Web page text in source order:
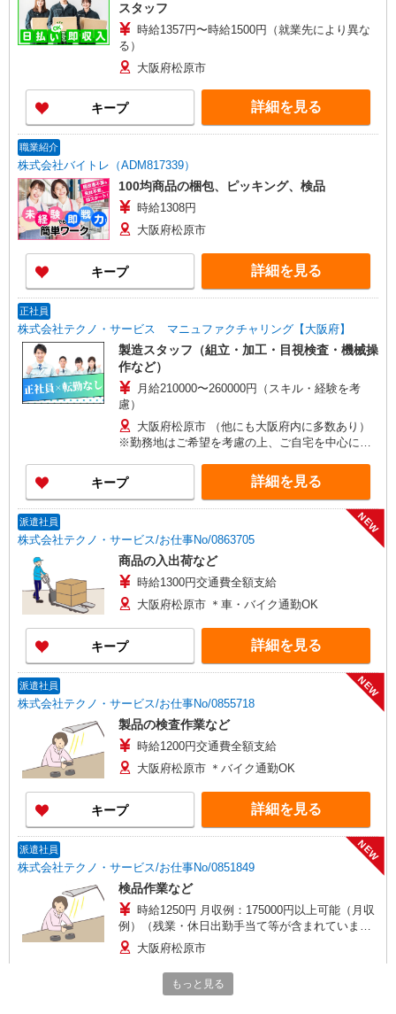
スタッフ
時給1357円〜時給1500円（就業先により異な
る）
大阪府松原市
キープ 詳細を見る
職業紹介
株式会社バイトレ（ADM817339）
100均商品の梱包、ピッキング、検品
時給1308円
大阪府松原市
キープ 詳細を見る
正社員
株式会社テクノ・サービス マニュファクチャリング【大阪府】
製造スタッフ（組立・加工・目視検査・機械操
作など）
月給210000〜260000円（スキル・経験を考
慮）
大阪府松原市 （他にも大阪府内に多数あり）
※勤務地はご希望を考慮の上、ご自宅を中心に通
し）
キープ 詳細を見る
派遣社員
株式会社テクノ・サービス/お仕事No/0863705
NEW
商品の入出荷など
時給1300円交通費全額支給
大阪府松原市 ＊車・バイク通勤OK
キープ 詳細を見る
派遣社員
株式会社テクノ・サービス/お仕事No/0855718
NEW
製品の検査作業など
時給1200円交通費全額支給
大阪府松原市 ＊バイク通勤OK
キープ 詳細を見る
派遣社員
株式会社テクノ・サービス/お仕事No/0851849
NEW
検品作業など
時給1250円 月収例：175000円以上可能（月収
例）（残業・休日出勤手当て等が含まれていま
す） 交通費全額支給
大阪府松原市
もっと見る